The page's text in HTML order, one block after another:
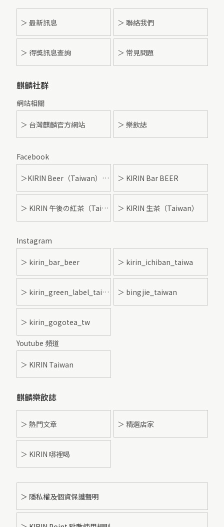
＞ 最新訊息 ＞ 聯絡我們
＞ 得獎訊息查詢 ＞ 常見問題
麒麟社群
網站相關
＞ 台灣麒麟官方網站 ＞ 樂飲誌
Facebook
＞KIRIN Beer（Taiwan）- 麒麟啤酒 ＞ KIRIN Bar BEER
＞ KIRIN 午後の紅茶（Taiwan） ＞ KIRIN 生茶（Taiwan）
Instagram
＞ kirin_bar_beer ＞ kirin_ichiban_taiwa
＞ kirin_green_label_taiwan ＞ bingjie_taiwan
＞ kirin_gogotea_tw
Youtube 頻道
＞ KIRIN Taiwan
麒麟樂飲誌
＞ 熱門文章 ＞ 精選店家
＞ KIRIN 哪裡喝
＞ 隱私權及個資保護聲明